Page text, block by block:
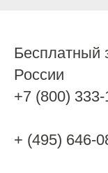
Бесплатный
России
+7 (800) 333-
+ (495) 646-